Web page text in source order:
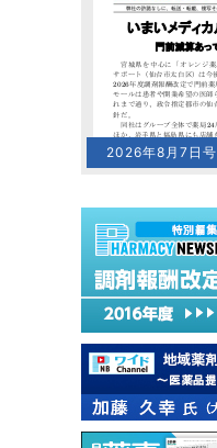
2026年8月7日号